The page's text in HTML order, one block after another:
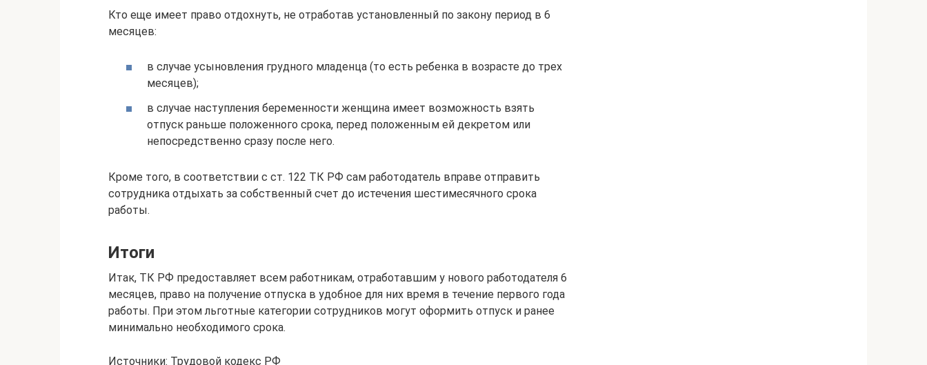
Кто еще имеет право отдохнуть, не отработав установленный по закону период в 6
месяцев:
в случае усыновления грудного младенца (то есть ребенка в возрасте до трех
месяцев);
в случае наступления беременности женщина имеет возможность взять
отпуск раньше положенного срока, перед положенным ей декретом или
непосредственно сразу после него.
Кроме того, в соответствии с ст. 122 ТК РФ сам работодатель вправе отправить
сотрудника отдыхать за собственный счет до истечения шестимесячного срока
работы.
Итоги
Итак, ТК РФ предоставляет всем работникам, отработавшим у нового работодателя 6
месяцев, право на получение отпуска в удобное для них время в течение первого года
работы. При этом льготные категории сотрудников могут оформить отпуск и ранее
минимально необходимого срока.
Источники: Трудовой кодекс РФ